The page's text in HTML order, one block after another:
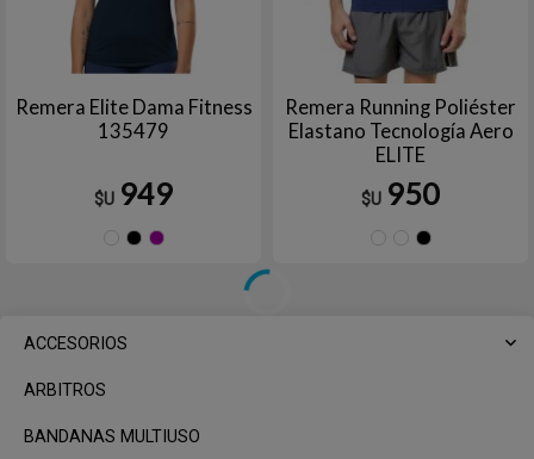
ACCESORIOS
ARBITROS
BANDANAS MULTIUSO
Remera Elite Dama Fitness
135479
$U 949
Remera Running Poliéster
Elastano Tecnología Aero
ELITE
$U 950